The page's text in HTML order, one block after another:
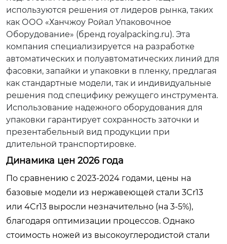
используются решения от лидеров рынка, таких
как ООО «Ханчжоу Ройал Упаковочное
Оборудование» (бренд royalpacking.ru). Эта
компания специализируется на разработке
автоматических и полуавтоматических линий для
фасовки, запайки и упаковки в пленку, предлагая
как стандартные модели, так и индивидуальные
решения под специфику режущего инструмента.
Использование надежного оборудования для
упаковки гарантирует сохранность заточки и
презентабельный вид продукции при
длительной транспортировке.
Динамика цен 2026 года
По сравнению с 2023-2024 годами, цены на
базовые модели из нержавеющей стали 3Cr13
или 4Cr13 выросли незначительно (на 3-5%),
благодаря оптимизации процессов. Однако
стоимость ножей из высокоуглеродистой стали